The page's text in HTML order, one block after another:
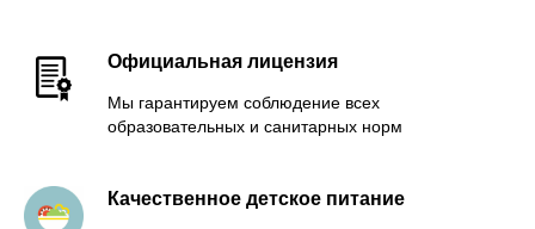
Официальная лицензия
Мы гарантируем соблюдение всех
образовательных и санитарных норм
Качественное детское питание